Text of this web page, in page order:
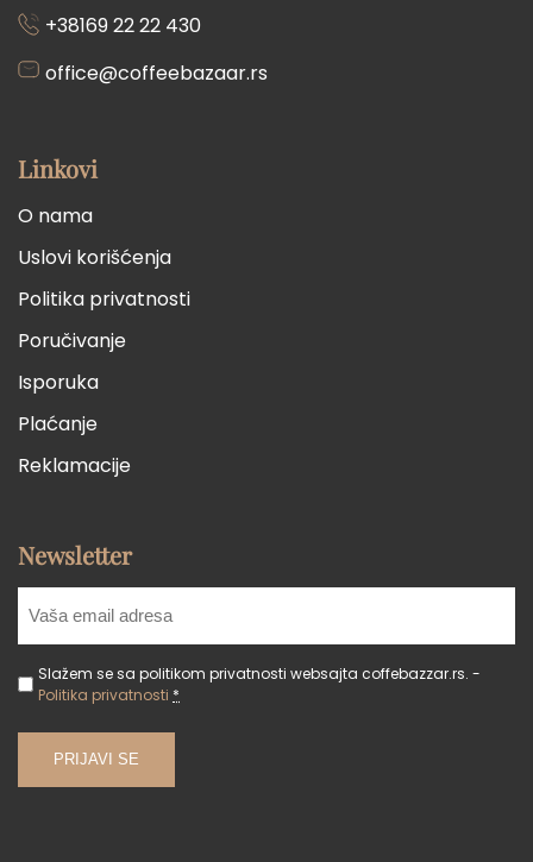
+38169 22 22 430
office@coffeebazaar.rs
Linkovi
O nama
Uslovi korišćenja
Politika privatnosti
Poručivanje
Isporuka
Plaćanje
Reklamacije
Newsletter
Slažem se sa politikom privatnosti websajta coffebazzar.rs. -
Politika privatnosti *